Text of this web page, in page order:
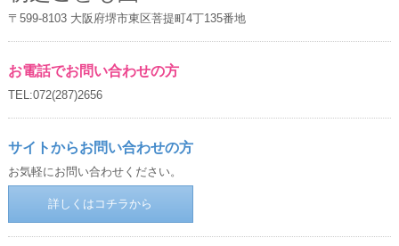
〒599-8103 大阪府堺市東区菩提町4丁135番地
お電話でお問い合わせの方
TEL:072(287)2656
サイトからお問い合わせの方
お気軽にお問い合わせください。
詳しくはコチラから